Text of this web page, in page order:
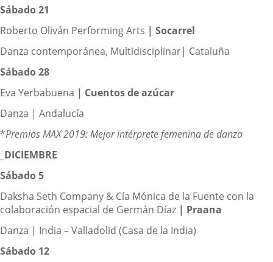
Sábado 21
Roberto Oliván Performing Arts | Socarrel
Danza contemporánea, Multidisciplinar| Cataluña
Sábado 28
Eva Yerbabuena | Cuentos de azúcar
Danza | Andalucía
*Premios MAX 2019: Mejor intérprete femenina de danza
_DICIEMBRE
Sábado 5
Daksha Seth Company & Cía Mónica de la Fuente con la
colaboración espacial de Germán Díaz | Praana
Danza | India – Valladolid (Casa de la India)
Sábado 12